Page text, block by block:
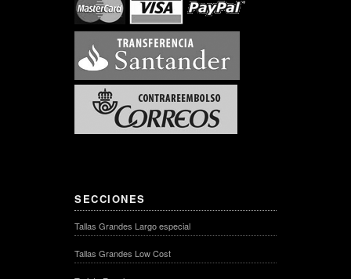
SECCIONES
Tallas Grandes Largo especial
Tallas Grandes Low Cost